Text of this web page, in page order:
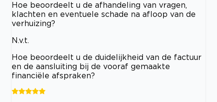
Hoe beoordeelt u de afhandeling van vragen,
klachten en eventuele schade na afloop van de
verhuizing?
N.v.t.
Hoe beoordeelt u de duidelijkheid van de factuur
en de aansluiting bij de vooraf gemaakte
financiële afspraken?